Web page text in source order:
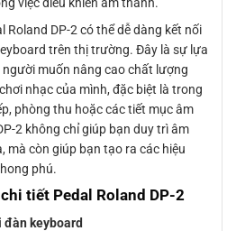
việc điều khiển âm thanh.
Roland DP-2 có thể dễ dàng kết nối
trên thị trường. Đây là sự lựa
muốn nâng cao chất lượng
nhạc của mình, đặc biệt là trong
phòng thu hoặc các tiết mục âm
2 không chỉ giúp bạn duy trì âm
mà còn giúp bạn tạo ra các hiệu
phú.
tiết Pedal Roland DP-2
đàn keyboard